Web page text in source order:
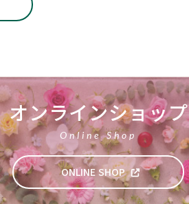
オンラインショップ
Online Shop
ONLINE SHOP